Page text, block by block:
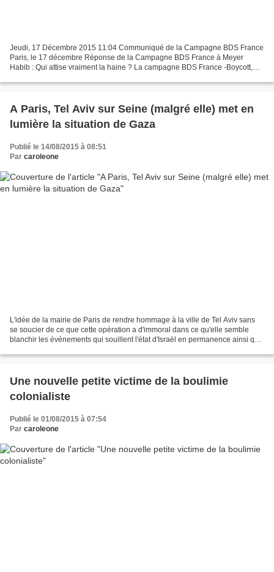
Jeudi, 17 Décembre 2015 11:04 Communiqué de la Campagne BDS France
Paris, le 17 décembre Réponse de la Campagne BDS France à Meyer
Habib : Qui attise vraiment la haine ? La campagne BDS France -Boycott,
A Paris, Tel Aviv sur Seine (malgré elle) met en
lumière la situation de Gaza
Publié le 14/08/2015 à 08:51
Par caroleone
L'idée de la mairie de Paris de rendre hommage à la ville de Tel Aviv sans
se soucier de ce que cette opération a d'immoral dans ce qu'elle semble
blanchir les événements qui souillent l'état d'Israël en permanence ainsi que
Une nouvelle petite victime de la boulimie
colonialiste
Publié le 01/08/2015 à 07:54
Par caroleone